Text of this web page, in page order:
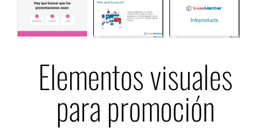
Elementos visuales
para promoción